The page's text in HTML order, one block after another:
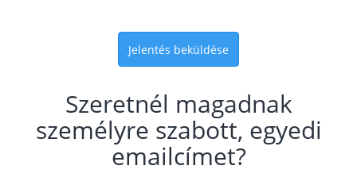
Jelentés beküldése
Szeretnél magadnak
személyre szabott, egyedi
emailcímet?